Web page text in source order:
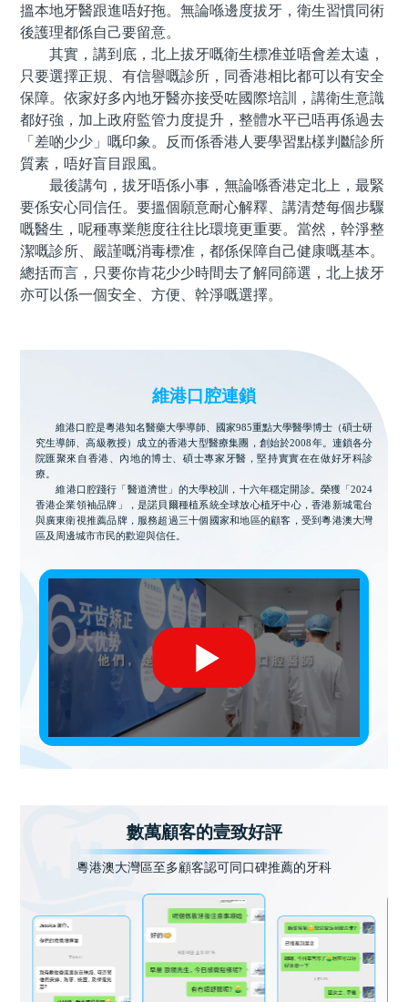
搵本地牙醫跟進唔好拖。無論喺邊度拔牙，衛生習慣同術
後護理都係自己要留意。
其實，講到底，北上拔牙嘅衛生標准並唔會差太遠，
只要選擇正規、有信譽嘅診所，同香港相比都可以有安全
保障。依家好多內地牙醫亦接受咗國際培訓，講衛生意識
都好強，加上政府監管力度提升，整體水平已唔再係過去
「差啲少少」嘅印象。反而係香港人要學習點樣判斷診所
質素，唔好盲目跟風。
最後講句，拔牙唔係小事，無論喺香港定北上，最緊
要係安心同信任。要搵個願意耐心解釋、講清楚每個步驟
嘅醫生，呢種專業態度往往比環境更重要。當然，幹淨整
潔嘅診所、嚴謹嘅消毒標准，都係保障自己健康嘅基本。
總括而言，只要你肯花少少時間去了解同篩選，北上拔牙
亦可以係一個安全、方便、幹淨嘅選擇。
維港口腔連鎖
維港口腔是粵港知名醫藥大學導師、國家985重點大學醫學博士（碩士研
究生導師、高級教授）成立的香港大型醫療集團，創始於2008年。連鎖各分
院匯聚來自香港、內地的博士、碩士專家牙醫，堅持實實在在做好牙科診
療。
維港口腔踐行「醫道濟世」的大學校訓，十六年穩定開診。榮獲「2024
香港企業領袖品牌」，是諾貝爾種植系統全球放心植牙中心，香港新城電台
與廣東衛視推薦品牌，服務超過三十個國家和地區的顧客，受到粵港澳大灣
區及周邊城市市民的歡迎與信任。
數萬顧客的壹致好評
粵港澳大灣區至多顧客認可同口碑推薦的牙科